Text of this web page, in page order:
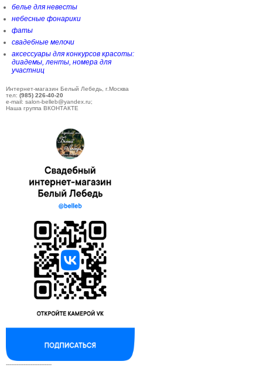
белье для невесты
небесные фонарики
фаты
свадебные мелочи
аксессуары для конкурсов красоты:
диадемы, ленты, номера для
участниц
Интернет-магазин Белый Лебедь, г.Москва
тел: (985) 226-40-20
e-mail: salon-belleb@yandex.ru;
Наша группа ВКОНТАКТЕ
--------------------------